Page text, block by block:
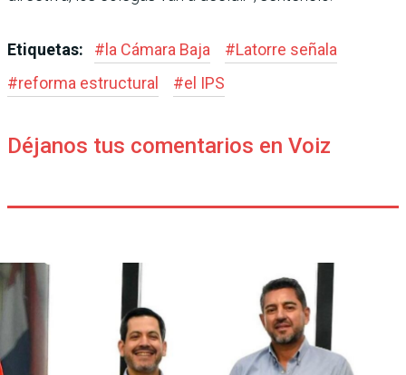
Etiquetas: #la Cámara Baja #Latorre señala
#reforma estructural #el IPS
Déjanos tus comentarios en Voiz